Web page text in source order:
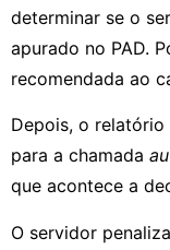
determinar se o
apurado no PAD.
recomendada ao
Depois, o
para a chamada
que acontece a
O servidor